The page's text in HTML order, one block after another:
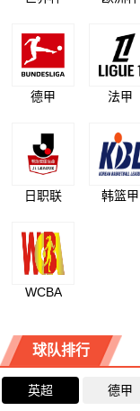
德甲 法甲
日职联 韩篮甲
WCBA
球队排行
英超 德甲